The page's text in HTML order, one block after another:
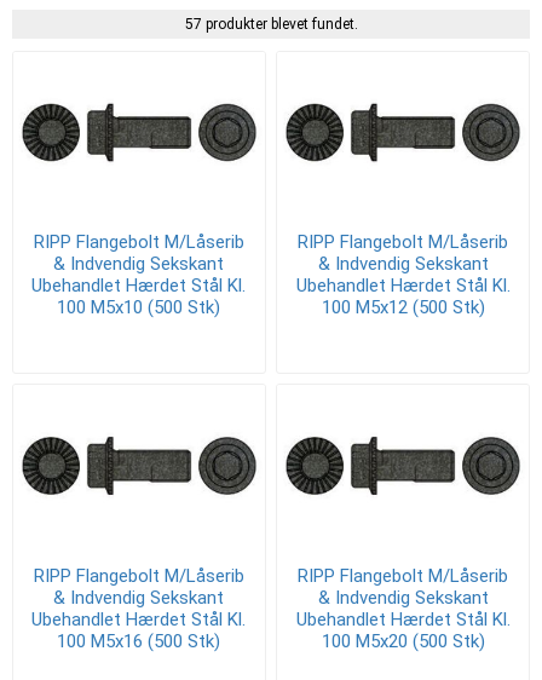
57 produkter blevet fundet.
RIPP Flangebolt M/Låserib
& Indvendig Sekskant
Ubehandlet Hærdet Stål Kl.
100 M5x10 (500 Stk)
RIPP Flangebolt M/Låserib
& Indvendig Sekskant
Ubehandlet Hærdet Stål Kl.
100 M5x12 (500 Stk)
RIPP Flangebolt M/Låserib
& Indvendig Sekskant
Ubehandlet Hærdet Stål Kl.
100 M5x16 (500 Stk)
RIPP Flangebolt M/Låserib
& Indvendig Sekskant
Ubehandlet Hærdet Stål Kl.
100 M5x20 (500 Stk)